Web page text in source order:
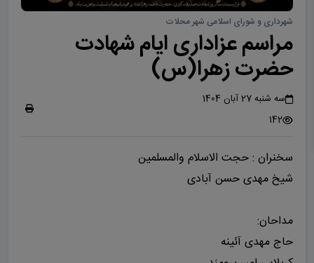
شهرداری و شورای اسلامی شهر محلات
مراسم عزاداری ایام شهادت
حضرت زهرا(س)
سه شنبه 27 آبان 1404
142
سخنران : حجت الاسلام والمسلمین
شیخ مهدی حسن آبادی
مداحان:
حاج مهدی آئینه